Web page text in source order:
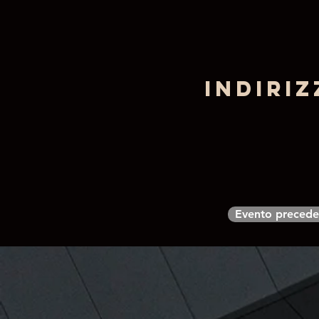
Evento